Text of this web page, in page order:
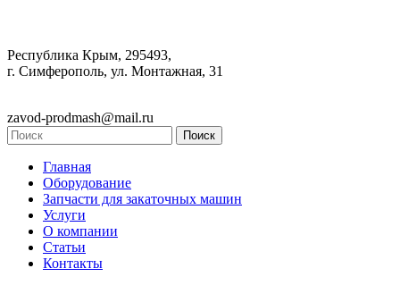
Республика Крым, 295493,
г. Симферополь, ул. Монтажная, 31
zavod-prodmash@mail.ru
Главная
Оборудование
Запчасти для закаточных машин
Услуги
О компании
Статьи
Контакты